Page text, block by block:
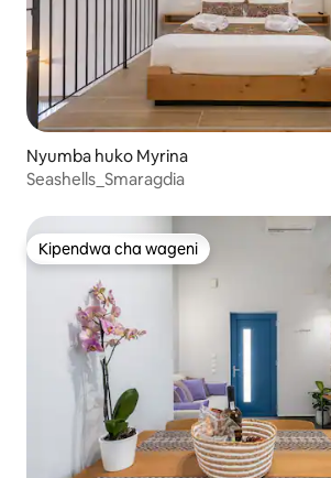
Nyumba huko Myrina
Seashells_Smaragdia
Kipendwa cha wageni
Kipendwa cha wageni